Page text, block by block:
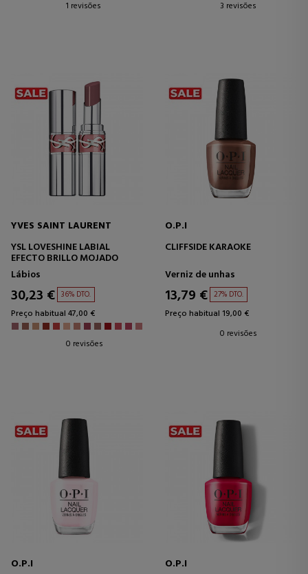
1 revisões 3 revisões
YVES SAINT LAURENT
YSL LOVESHINE LABIAL
EFECTO BRILLO MOJADO
Lábios
30,23 € 36% DTO.
Preço habitual 47,00 €
0 revisões
O.P.I
CLIFFSIDE KARAOKE
Verniz de unhas
13,79 € 27% DTO.
Preço habitual 19,00 €
0 revisões
O.P.I
O.P.I